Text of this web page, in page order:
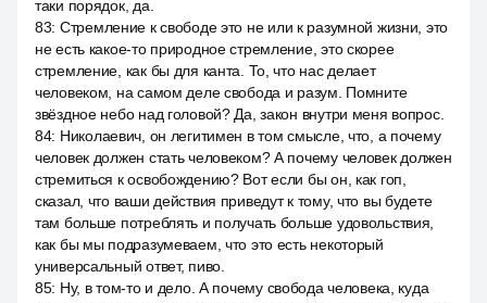
таки порядок, да.
83: Стремление к свободе это не или к разумной жизни, это
не есть какое-то природное стремление, это скорее
стремление, как бы для канта. То, что нас делает
человеком, на самом деле свобода и разум. Помните
звёздное небо над головой? Да, закон внутри меня вопрос.
84: Николаевич, он легитимен в том смысле, что, а почему
человек должен стать человеком? А почему человек должен
стремиться к освобождению? Вот если бы он, как гоп,
сказал, что ваши действия приведут к тому, что вы будете
там больше потреблять и получать больше удовольствия,
как бы мы подразумеваем, что это есть некоторый
универсальный ответ, пиво.
85: Ну, в том-то и дело. А почему свобода человека, куда